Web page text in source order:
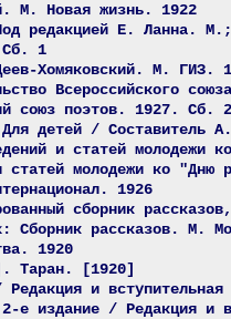
М. Новая жизнь. 1922
редакцией Е. Ланна.
Сб. 1
Хомяковский. М. ГИЗ.
Всероссийского
союз поэтов. 1927. Сб. 2
детей /
и статей молодежи
статей молодежи ко
1926
сборник
Сборник рассказов. М.
1920
Таран. [1920]
и
е издание / Редакция и